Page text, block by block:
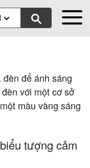
để ánh sáng
với một cơ sở
màu vàng sáng
biểu tượng cảm